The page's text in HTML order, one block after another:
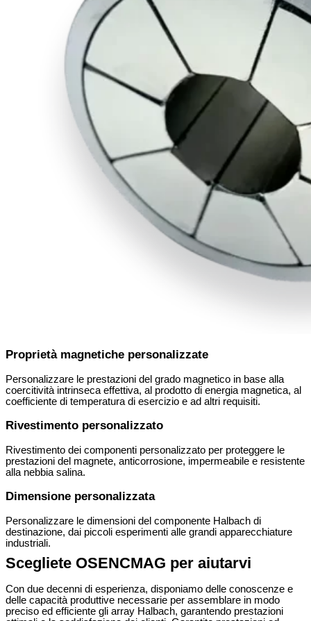
Proprietà magnetiche personalizzate
Personalizzare le prestazioni del grado magnetico in base alla
coercitività intrinseca effettiva, al prodotto di energia magnetica, al
coefficiente di temperatura di esercizio e ad altri requisiti.
Rivestimento personalizzato
Rivestimento dei componenti personalizzato per proteggere le
prestazioni del magnete, anticorrosione, impermeabile e resistente
alla nebbia salina.
Dimensione personalizzata
Personalizzare le dimensioni del componente Halbach di
destinazione, dai piccoli esperimenti alle grandi apparecchiature
industriali.
Scegliete OSENCMAG per aiutarvi
Con due decenni di esperienza, disponiamo delle conoscenze e
delle capacità produttive necessarie per assemblare in modo
preciso ed efficiente gli array Halbach, garantendo prestazioni